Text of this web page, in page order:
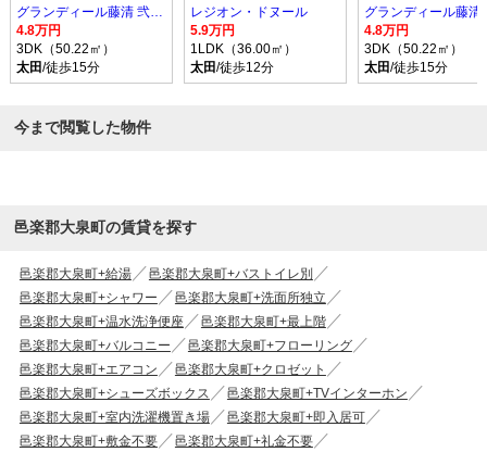
グランディール藤清 弐番館
4.8万円
3DK（50.22㎡）
太田/徒歩15分
レジオン・ドヌール
5.9万円
1LDK（36.00㎡）
太田/徒歩12分
4.8万円
3DK（50.22㎡）
太田/徒歩15分
今まで閲覧した物件
邑楽郡大泉町の賃貸を探す
邑楽郡大泉町+給湯
邑楽郡大泉町+バストイレ別
邑楽郡大泉町+シャワー
邑楽郡大泉町+洗面所独立
邑楽郡大泉町+温水洗浄便座
邑楽郡大泉町+最上階
邑楽郡大泉町+バルコニー
邑楽郡大泉町+フローリング
邑楽郡大泉町+エアコン
邑楽郡大泉町+クロゼット
邑楽郡大泉町+シューズボックス
邑楽郡大泉町+TVインターホン
邑楽郡大泉町+室内洗濯機置き場
邑楽郡大泉町+即入居可
邑楽郡大泉町+敷金不要
邑楽郡大泉町+礼金不要